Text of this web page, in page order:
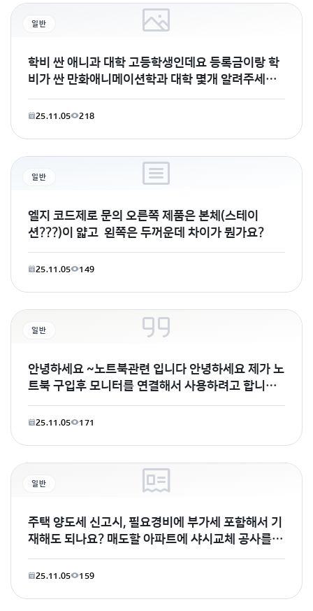
일반
학비 싼 애니과 대학 고등학생인데요 등록금이랑 학
비가 싼 만화애니메이션학과 대학 몇개 알려주세요
국립인
25.11.05 218
일반
엘지 코드제로 문의 오른쪽 제품은 본체(스테이
션???)이 얇고 왼쪽은 두꺼운데 차이가 뭔가요?
25.11.05 149
일반
안녕하세요 ~노트북관련 입니다 안녕하세요 제가 노
트북 구입후 모니터를 연결해서 사용하려고 합니다
이경우 듀얼
25.11.05 171
일반
주택 양도세 신고시, 필요경비에 부가세 포함해서 기
재해도 되나요? 매도할 아파트에 샤시교체 공사를
했고,양도세 자본적 지출에 해당 되는것으로 알고
25.11.05 159